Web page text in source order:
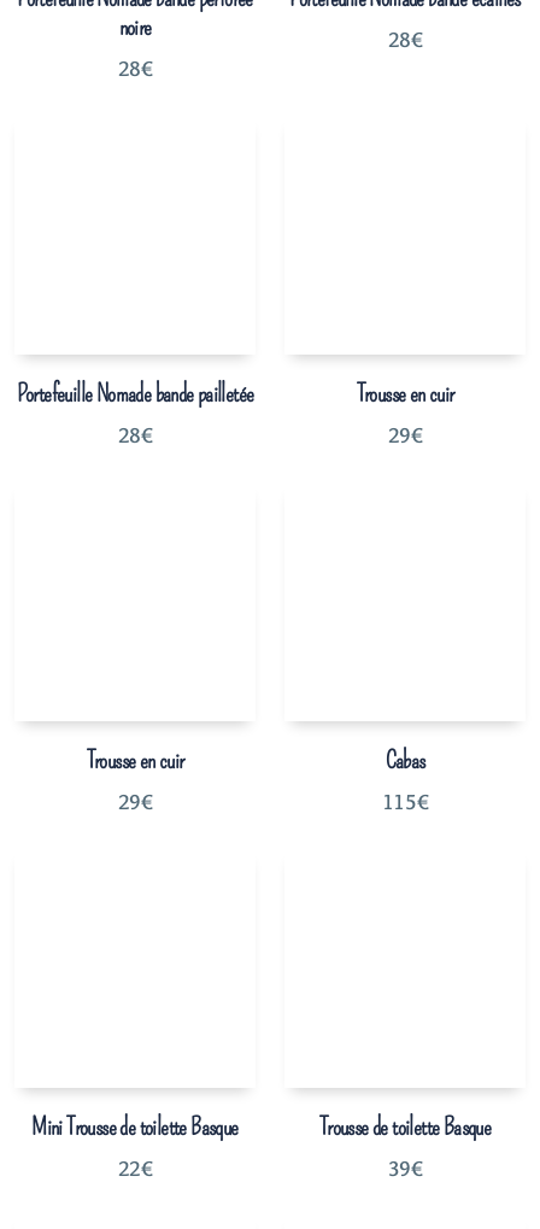
noire
28€
28€
Portefeuille Nomade bande pailletée
28€
Trousse en cuir
29€
Trousse en cuir
29€
Cabas
115€
Mini Trousse de toilette Basque
22€
Trousse de toilette Basque
39€